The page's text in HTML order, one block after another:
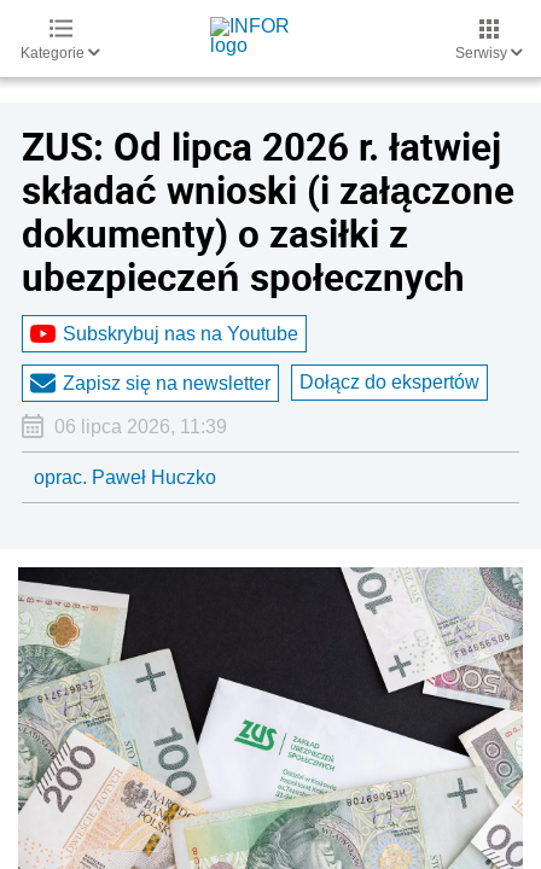
Kategorie Serwisy
ZUS: Od lipca 2026 r. łatwiej
składać wnioski (i załączone
dokumenty) o zasiłki z
ubezpieczeń społecznych
Subskrybuj nas na Youtube
Zapisz się na newsletter Dołącz do ekspertów
06 lipca 2026, 11:39
oprac. Paweł Huczko